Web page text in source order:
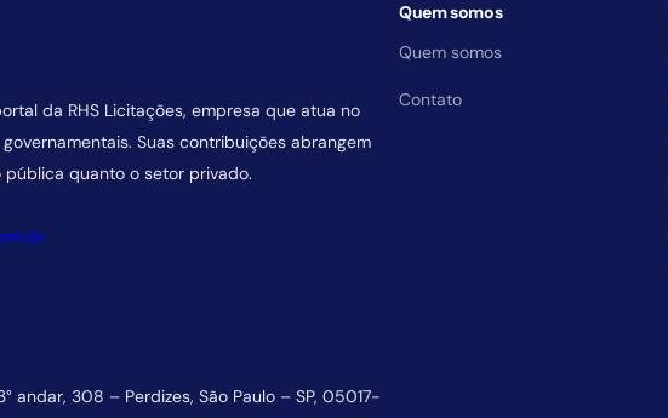
da RHS Licitações, empresa que atua no
Suas contribuições abrangem
quanto o setor privado.
andar, 308 – Perdizes, São Paulo – SP, 05017-
Quem somos
Quem somos
Contato